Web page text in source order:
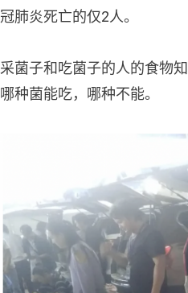
冠肺炎死亡的仅2人。
采菌子和吃菌子的人的食物
哪种菌能吃，哪种不能。